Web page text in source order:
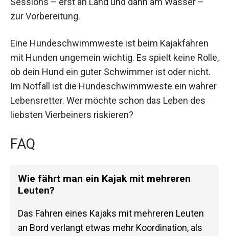
zur Vorbereitung.
Eine Hundeschwimmweste ist beim Kajakfahren
mit Hunden ungemein wichtig. Es spielt keine Rolle,
ob dein Hund ein guter Schwimmer ist oder nicht.
Im Notfall ist die Hundeschwimmweste ein wahrer
Lebensretter. Wer möchte schon das Leben des
liebsten Vierbeiners riskieren?
FAQ
Wie fährt man ein Kajak mit mehreren
Leuten?
Das Fahren eines Kajaks mit mehreren Leuten
an Bord verlangt etwas mehr Koordination, als